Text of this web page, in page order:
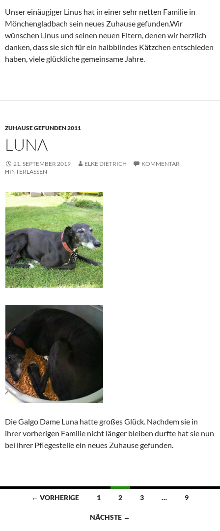
Unser einäugiger Linus hat in einer sehr netten Familie in
Mönchengladbach sein neues Zuhause gefunden.Wir
wünschen Linus und seinen neuen Eltern, denen wir herzlich
danken, dass sie sich für ein halbblindes Kätzchen entschieden
haben, viele glückliche gemeinsame Jahre.
ZUHAUSE GEFUNDEN 2011
LUNA
21. SEPTEMBER 2019 ELKE DIETRICH
KOMMENTAR
HINTERLASSEN
Die Galgo Dame Luna hatte großes Glück. Nachdem sie in
ihrer vorherigen Familie nicht länger bleiben durfte hat sie nun
bei ihrer Pflegestelle ein neues Zuhause gefunden.
Beitragsnavigation
← VORHERIGE 1 2 3 … 9
NÄCHSTE →